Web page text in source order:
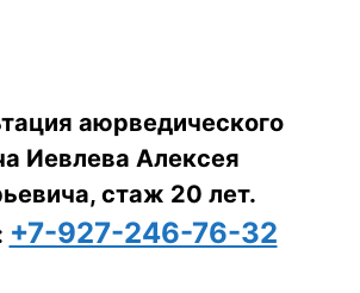
аюрведического
Иевлева Алексея
стаж 20 лет.
+7-927-246-76-32